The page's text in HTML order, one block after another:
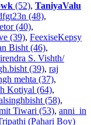
(52), TaniyaValu
(48),
(40),
(39), FeexiseKepsy
Bisht (46),
S. Vishth/
(39), raj
mehta (37),
Kotiyal (64),
(58),
Tiwari (53), anni_in
(Pahari Boy)